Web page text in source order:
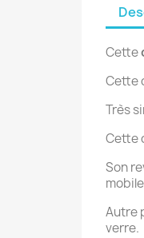
Cette
Cette
Très
Cette
Son
Autre
verre.